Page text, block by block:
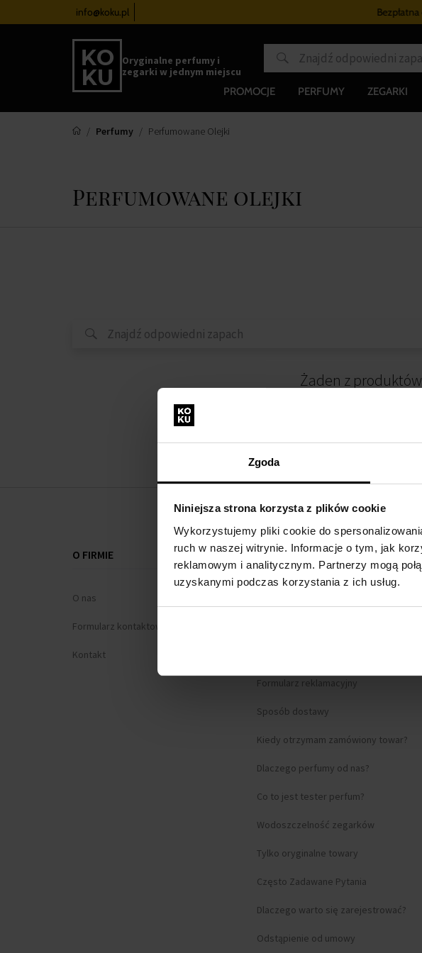
Zgoda
Niniejsza strona korzysta z plików cookie
Wykorzystujemy pliki cookie do
ruch w naszej witrynie. Informacje o tym, jak
reklamowym i analitycznym. Partnerzy mogą
uzyskanymi podczas korzystania z ich usług.
info@koku.pl
od 340 zł Bezpłatna
Oryginalne perfumy i
zegarki w jednym miejscu
PROMOCJE PERFUMY ZEGARKI
Perfumy Perfumowane Olejki
Perfumowane olejki
Żaden z
O FIRMIE
O nas
Formularz kontaktowy
Kontakt
WSZYSTKO O ZAKUPIE
Formularz reklamacyjny
Sposób dostawy
Kiedy otrzymam zamówiony towar?
Dlaczego perfumy od nas?
Co to jest tester perfum?
Wodoszczelność zegarków
Tylko oryginalne towary
Często Zadawane Pytania
Dlaczego warto się zarejestrować?
Odstąpienie od umowy